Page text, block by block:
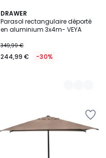
DRAWER
Parasol rectangulaire déporté
en aluminium 3x4m- VEYA
349,99 €
244,99 € -30%
2
Couleurs